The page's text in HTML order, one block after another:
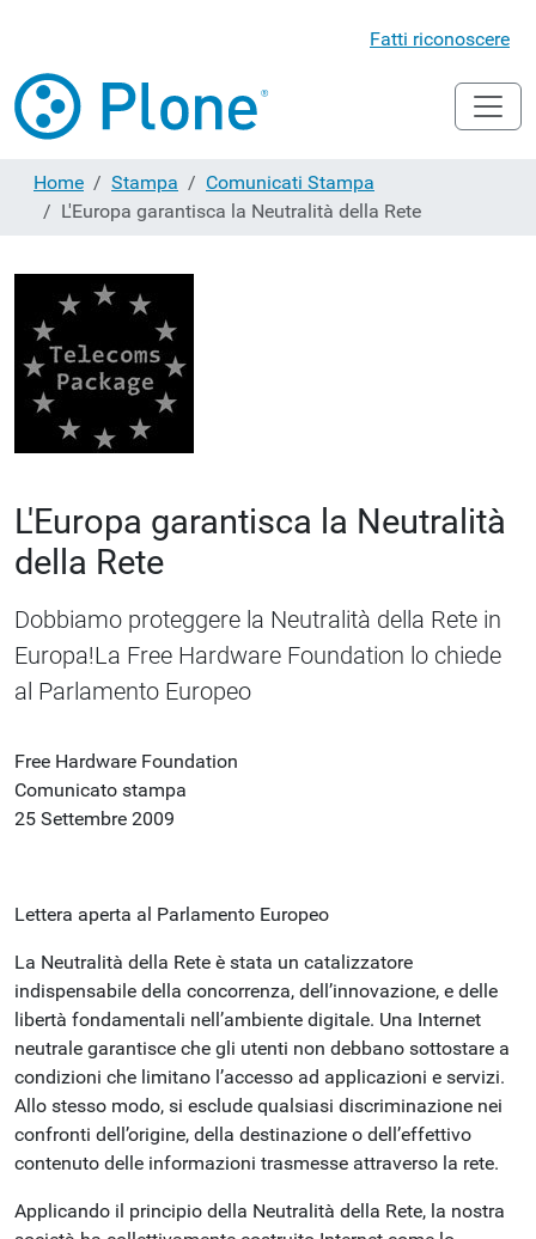
Fatti riconoscere
Home Stampa
Comunicati Stampa
L'Europa garantisca la Neutralità della Rete
L'Europa garantisca la Neutralità
della Rete
Dobbiamo proteggere la Neutralità della Rete in
Europa!La Free Hardware Foundation lo chiede
al Parlamento Europeo
Free Hardware Foundation
Comunicato stampa
25 Settembre 2009
Lettera aperta al Parlamento Europeo
La Neutralità della Rete è stata un catalizzatore
indispensabile della concorrenza, dell’innovazione, e delle
libertà fondamentali nell’ambiente digitale. Una Internet
neutrale garantisce che gli utenti non debbano sottostare a
condizioni che limitano l’accesso ad applicazioni e servizi.
Allo stesso modo, si esclude qualsiasi discriminazione nei
confronti dell’origine, della destinazione o dell’effettivo
contenuto delle informazioni trasmesse attraverso la rete.
Applicando il principio della Neutralità della Rete, la nostra